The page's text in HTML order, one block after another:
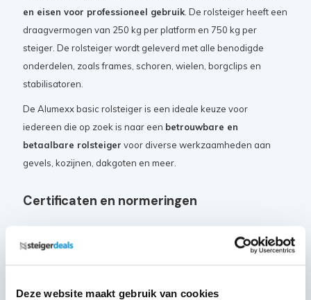
Deze website maakt gebruik van cookies
en eisen voor professioneel gebruik. De rolsteiger heeft een
draagvermogen van 250 kg per platform en 750 kg per
steiger. De rolsteiger wordt geleverd met alle benodigde
onderdelen, zoals frames, schoren, wielen, borgclips en
stabilisatoren.
De Alumexx basic rolsteiger is een ideale keuze voor
iedereen die op zoek is naar een betrouwbare en
betaalbare rolsteiger voor diverse werkzaamheden aan
gevels, kozijnen, dakgoten en meer.
Certificaten en normeringen
keurmerken en certificaten:
Nederlandse warenwet